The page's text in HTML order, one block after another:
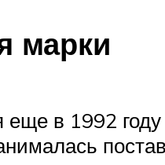
марки
еще в 1992 году